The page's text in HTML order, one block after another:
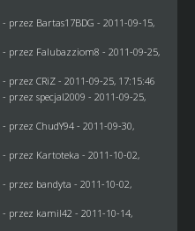
- przez Bartas17BDG - 2011-09-15,
- przez Falubazziom8 - 2011-09-25,
- przez CRiZ- 2011-09-25, 17:15:46
- przez specjal2009 - 2011-09-25,
- przez ChudY94- 2011-09-30,
- przez Kartoteka - 2011-10-02,
- przez bandyta - 2011-10-02,
- przez kamil42 - 2011-10-14,